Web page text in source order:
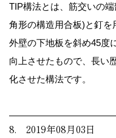
TIP構法とは、筋交いの
角形の構造用合板)と釘を
外壁の下地板を斜め45度
向上させたもので、長い
化させた構法です。
8. 2019年08月03日